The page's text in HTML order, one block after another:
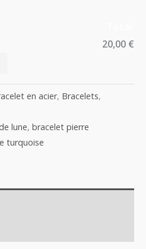
20,00 €
en acier, Bracelets,
lune, bracelet pierre
turquoise